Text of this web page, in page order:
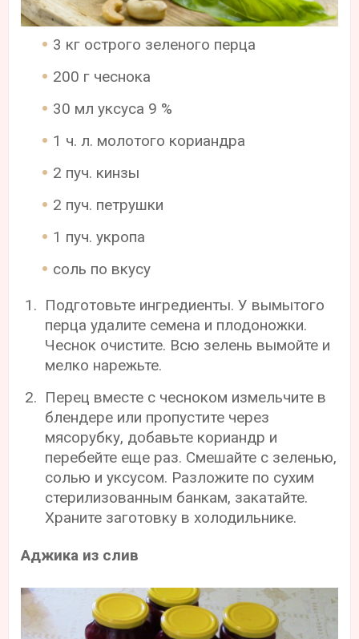
3 кг острого зеленого перца
200 г чеснока
30 мл уксуса 9 %
1 ч. л. молотого кориандра
2 пуч. кинзы
2 пуч. петрушки
1 пуч. укропа
соль по вкусу
Подготовьте ингредиенты. У вымытого
перца удалите семена и плодоножки.
Чеснок очистите. Всю зелень вымойте и
мелко нарежьте.
Перец вместе с чесноком измельчите в
блендере или пропустите через
мясорубку, добавьте кориандр и
перебейте еще раз. Смешайте с зеленью,
солью и уксусом. Разложите по сухим
стерилизованным банкам, закатайте.
Храните заготовку в холодильнике.
Аджика из слив